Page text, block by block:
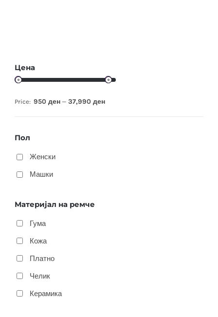
Цена
Price: 950 ден — 37,990 ден
Пол
Женски
Машки
Материјал на ремче
Гума
Кожа
Платно
Челик
Керамика